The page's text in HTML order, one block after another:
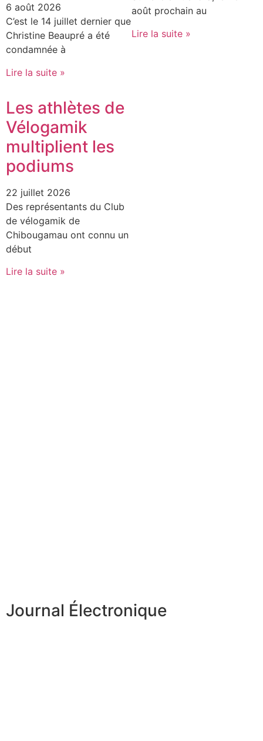
6 août 2026
C’est le 14 juillet dernier que
Christine Beaupré a été
condamnée à
Lire la suite »
août prochain au
Lire la suite »
Les athlètes de
Vélogamik
multiplient les
podiums
22 juillet 2026
Des représentants du Club
de vélogamik de
Chibougamau ont connu un
début
Lire la suite »
Journal Électronique